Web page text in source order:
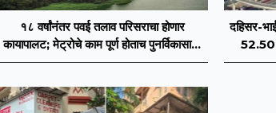
१८ वर्षांनंतर पवई तलाव परिसराचा होणार
कायापालट; मेट्रोचे काम पूर्ण होताच पुनर्विकासाला
सुरुवात;
दहिसर-
52.50